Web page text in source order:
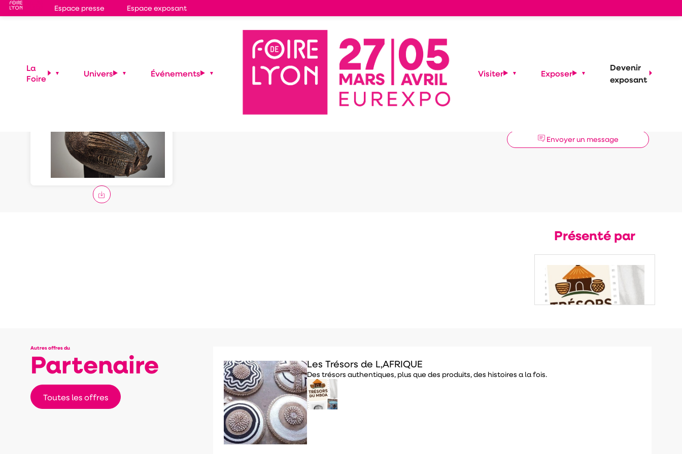
Espace presse
Espace exposant
Envoyer un message
Présenté par
Autres offres du
Partenaire
Toutes les offres
Les Trésors de L,AFRIQUE
Des trésors authentiques, plus que des produits, des histoires a la fois.
La
Foire
Univers Événements Visiter Exposer
Devenir
exposant